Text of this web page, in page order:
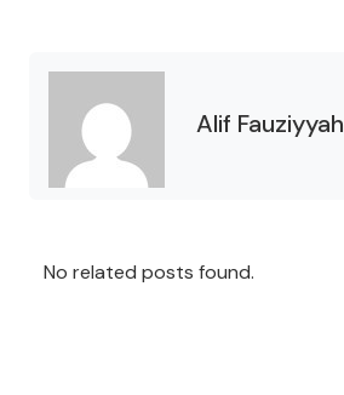
Alif Fauziyyah
No related posts found.